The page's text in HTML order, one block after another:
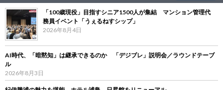
「100歳現役」目指すシニア1500人が集結 マンション管理代
務員イベント「うぇるねすシップ」
2026年8月4日
AI時代、「暗黙知」は継承できるのか 「デジブレ」説明会／ラウンドテーブ
ル
2026年8月3日